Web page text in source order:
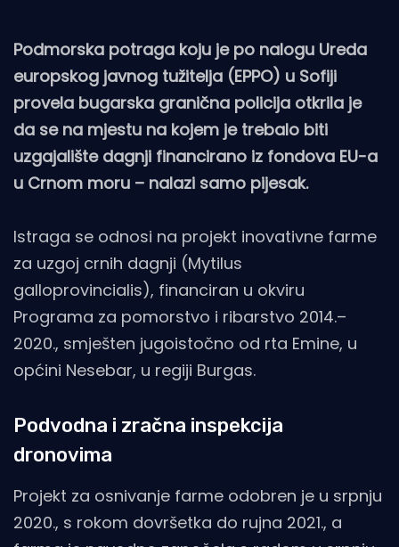
Podmorska potraga koju je po nalogu Ureda
europskog javnog tužitelja (EPPO) u Sofiji
provela bugarska granična policija otkrila je
da se na mjestu na kojem je trebalo biti
uzgajalište dagnji financirano iz fondova EU-a
u Crnom moru – nalazi samo pijesak.
Istraga se odnosi na projekt inovativne farme
za uzgoj crnih dagnji (Mytilus
galloprovincialis), financiran u okviru
Programa za pomorstvo i ribarstvo 2014.–
2020., smješten jugoistočno od rta Emine, u
općini Nesebar, u regiji Burgas.
Podvodna i zračna inspekcija
dronovima
Projekt za osnivanje farme odobren je u srpnju
2020., s rokom dovršetka do rujna 2021., a